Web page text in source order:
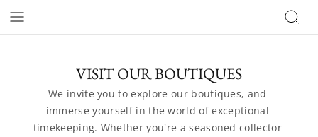
VISIT OUR BOUTIQUES
We invite you to explore our boutiques, and
immerse yourself in the world of exceptional
timekeeping. Whether you're a seasoned collector